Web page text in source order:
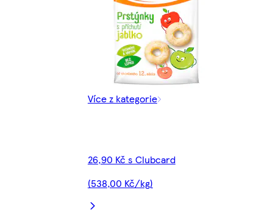
Více z kategorie
26,90 Kč s Clubcard
(538,00 Kč/kg)